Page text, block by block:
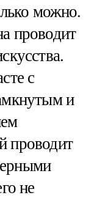
можно.
проводит
с
и
проводит
не